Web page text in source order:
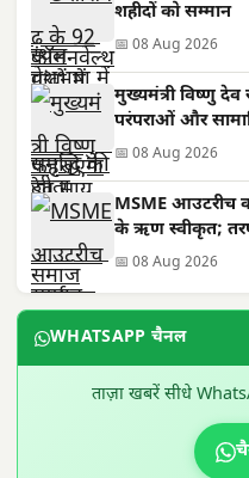
शहीदों को सम्मान
📅 08 Aug 2026
मुख्यमंत्री विष्णु
परंपराओं और
📅 08 Aug 2026
MSME आउटरीच
के ऋण स्वीकृत;
📅 08 Aug 2026
WHATSAPP चैनल
ताज़ा खबरें सीधे